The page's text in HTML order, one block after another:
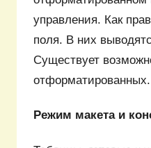
управления. Как
поля. В них
Существует
отформатированных.
Режим макета и